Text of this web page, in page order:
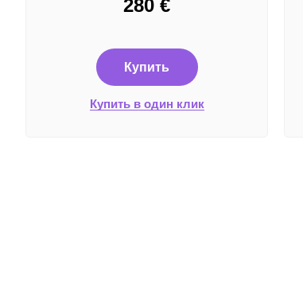
280 €
Купить
Купить в один клик